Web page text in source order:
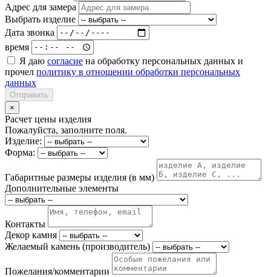
Адрес для замера
Выбрать изделие
Дата звонка
время
Я даю согласие на обработку персональных данных и
прочел политику в отношении обработки персональных
данных
Отправить
×
Расчет цены изделия
Пожалуйста, заполните поля.
Изделие:
Форма:
Габаритные размеры изделия (в мм)
Дополнительные элементы
Контакты
Декор камня
Желаемый камень (производитель)
Пожелания/комментарии